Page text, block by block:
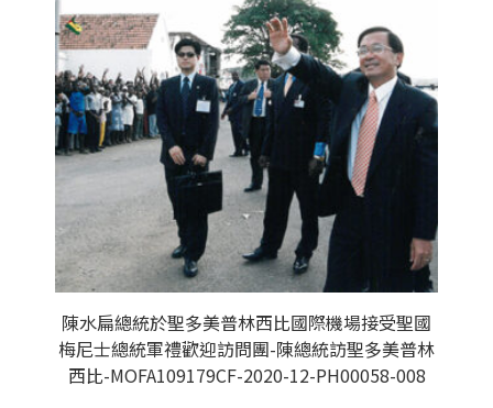
陳水扁總統於聖多美普林西比國際機場接受聖國
梅尼士總統軍禮歡迎訪問團-陳總統訪聖多美普林
西比-MOFA109179CF-2020-12-PH00058-008